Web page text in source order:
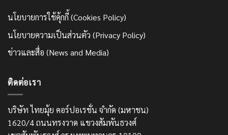
นโยบายการใช้คุ้กกี้ (Cookies Policy)
นโยบายความเป็นส่วนตัว (Privacy Policy)
ข่าวและสื่อ (News and Media)
ติดต่อเรา
บริษัท ไทยมุ้ย คอร์ปอเรชั่น จำกัด (มหาชน)
1620/4 ถนนทรงวาด แขวงสัมพันธวงศ์